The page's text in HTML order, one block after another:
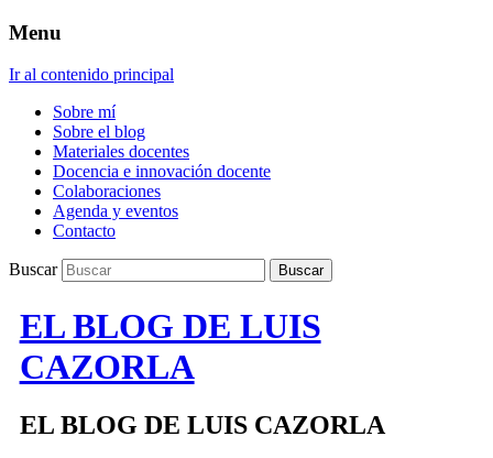
Menu
Ir al contenido principal
Sobre mí
Sobre el blog
Materiales docentes
Docencia e innovación docente
Colaboraciones
Agenda y eventos
Contacto
Buscar
EL BLOG DE LUIS
CAZORLA
EL BLOG DE LUIS CAZORLA